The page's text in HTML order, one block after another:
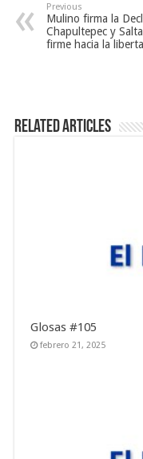
Previous
Mulino firma la
Chapultepec y
firme hacia la
Related Articles
Glosas #105
febrero 21, 2025